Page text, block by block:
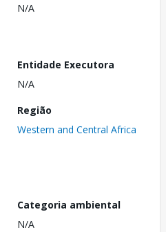
N/A
Entidade Executora
N/A
Região
Western and Central Africa
Categoria ambiental
N/A